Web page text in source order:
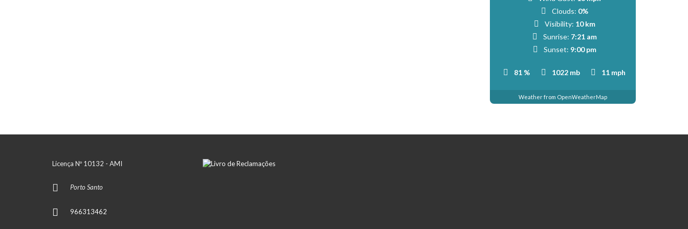
81 % 1022 mb 11 mph
Clouds: 0%
Visibility: 10 km
Sunrise: 7:21 am
Sunset: 9:00 pm
Weather from OpenWeatherMap
Licença Nº 10132 - AMI
Porto Santo
966313462